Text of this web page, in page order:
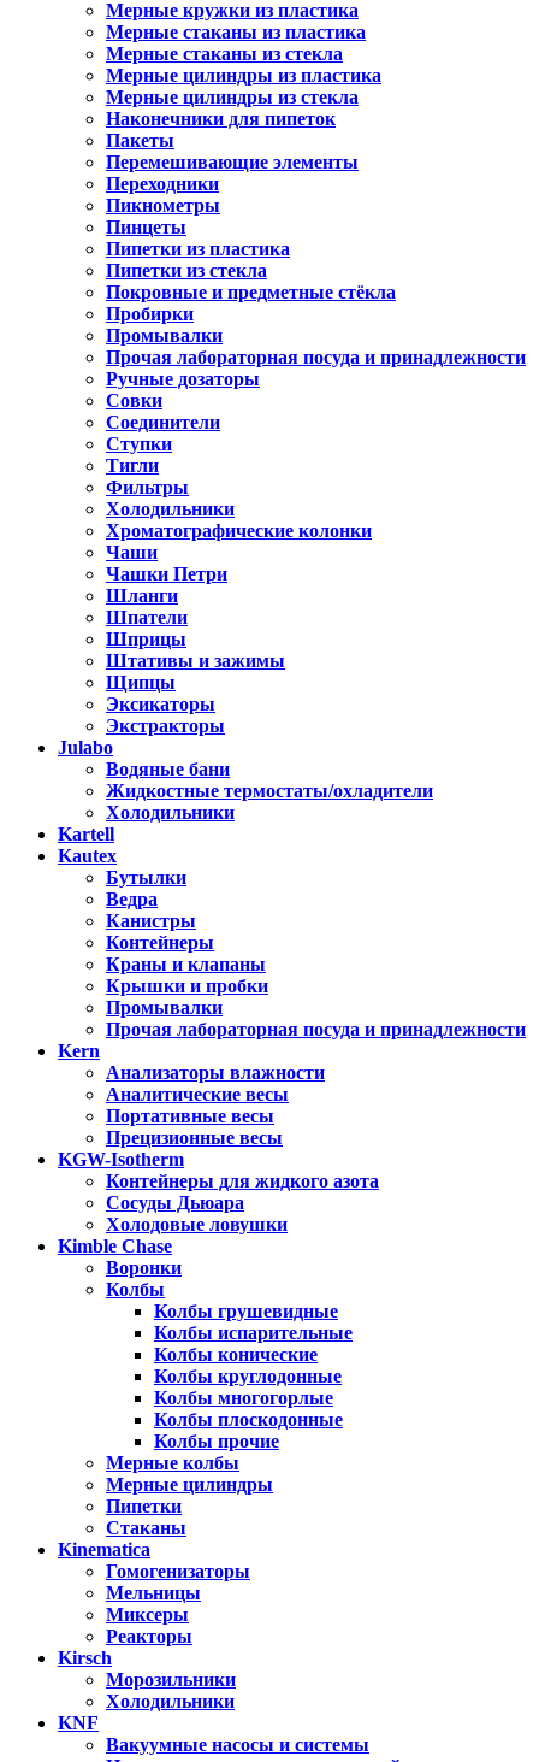
Мерные кружки из пластика
Мерные стаканы из пластика
Мерные стаканы из стекла
Мерные цилиндры из пластика
Мерные цилиндры из стекла
Наконечники для пипеток
Пакеты
Перемешивающие элементы
Переходники
Пикнометры
Пинцеты
Пипетки из пластика
Пипетки из стекла
Покровные и предметные стёкла
Пробирки
Промывалки
Прочая лабораторная посуда и принадлежности
Ручные дозаторы
Совки
Соединители
Ступки
Тигли
Фильтры
Холодильники
Хроматографические колонки
Чаши
Чашки Петри
Шланги
Шпатели
Шприцы
Штативы и зажимы
Щипцы
Эксикаторы
Экстракторы
Julabo
Водяные бани
Жидкостные термостаты/охладители
Холодильники
Kartell
Kautex
Бутылки
Ведра
Канистры
Контейнеры
Краны и клапаны
Крышки и пробки
Промывалки
Прочая лабораторная посуда и принадлежности
Kern
Анализаторы влажности
Аналитические весы
Портативные весы
Прецизионные весы
KGW-Isotherm
Контейнеры для жидкого азота
Сосуды Дьюара
Холодовые ловушки
Kimble Chase
Воронки
Колбы
Колбы грушевидные
Колбы испарительные
Колбы конические
Колбы круглодонные
Колбы многогорлые
Колбы плоскодонные
Колбы прочие
Мерные колбы
Мерные цилиндры
Пипетки
Стаканы
Kinematica
Гомогенизаторы
Мельницы
Миксеры
Реакторы
Kirsch
Морозильники
Холодильники
KNF
Вакуумные насосы и системы